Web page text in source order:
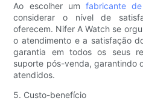
Ao escolher um fabricante
considerar o nível de
oferecem. Nifer A Watch se
o atendimento e a satisfação
garantia em todos os seus
suporte pós-venda, garantindo
atendidos.
5. Custo-benefício